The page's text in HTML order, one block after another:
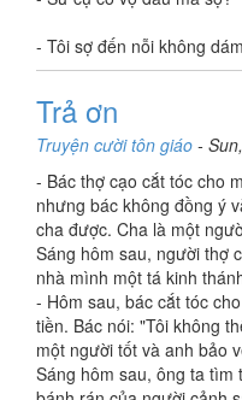
- Tôi sợ đến nỗi không
Trả ơn
Truyện cười tôn giáo -
- Bác thợ cạo cắt tóc cho
nhưng bác không đồng ý
cha được. Cha là một
Sáng hôm sau, người thợ
nhà mình một tá kinh
- Hôm sau, bác cắt tóc
tiền. Bác nói: "Tôi không
một người tốt và anh bảo
Sáng hôm sau, ông ta